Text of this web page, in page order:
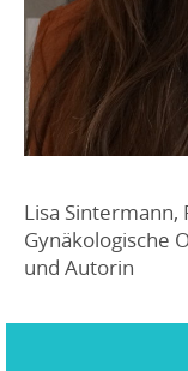
Lisa
Gynäkologische
und Autorin